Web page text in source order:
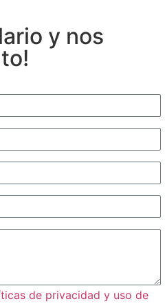
y nos
de privacidad y uso de